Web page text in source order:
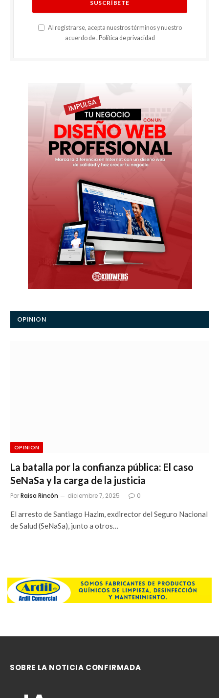
Al registrarse, acepta nuestros términos y nuestro
acuerdo de . Política de privacidad
OPINION
OPINION
La batalla por la confianza pública: El caso
SeNaSa y la carga de la justicia
PorRaisa Rincón diciembre 7, 2025 0
El arresto de Santiago Hazim, exdirector del Seguro Nacional
de Salud (SeNaSa), junto a otros…
SOBRE LA NOTICIA CONFIRMADA